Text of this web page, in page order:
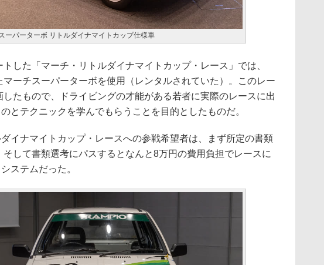
ーパーターボ リトルダイナマイトカップ仕様車
した「マーチ・リトルダイナマイトカップ・レース」では、
マーチスーパーターボを使用（レンタルされていた）。このレー
したもので、ドライビングの才能がある若者に実際のレースに出
とテクニックを学んでもらうことを目的としたものだ。
イナマイトカップ・レースへの参戦希望者は、まず所定の書類
そして書類選考にパスするとなんと8万円の費用負担でレースに
ステムだった。